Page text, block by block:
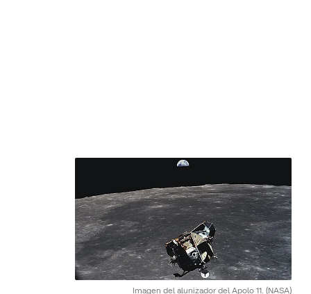
Imagen del alunizador del Apolo 11. (NASA)